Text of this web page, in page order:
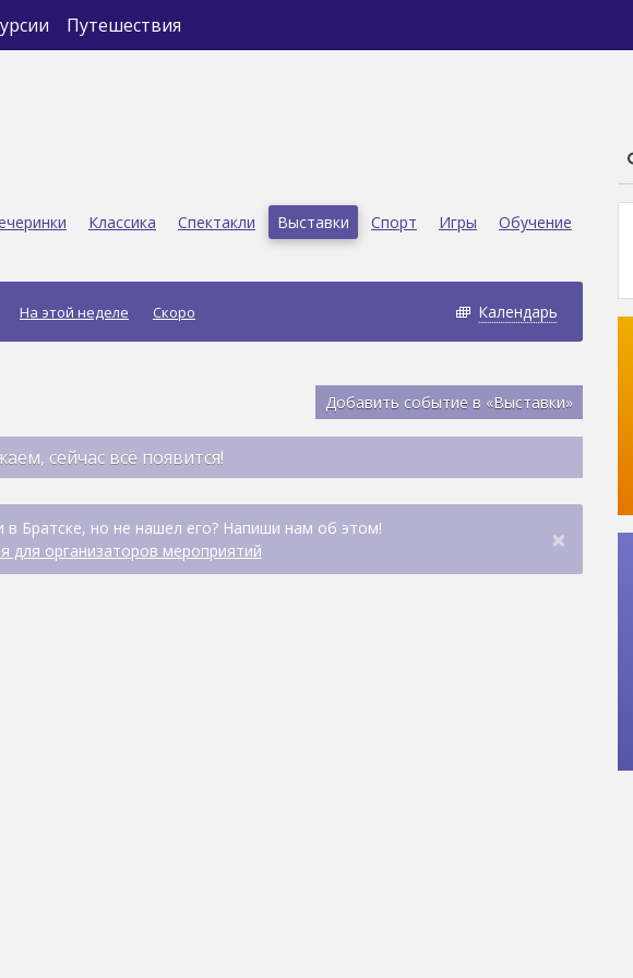
Путешествия
Классика Спектакли Выставки Спорт Игры
Обучение
На этой неделе Скоро Календарь
Добавить событие в «Выставки»
сейчас всё появится!
Братске, но не нашел его? Напиши нам об этом!
для организаторов мероприятий
×